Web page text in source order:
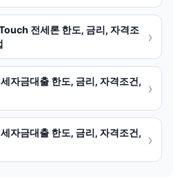
전세론 한도, 금리, 자격조
›
자금대출 한도, 금리, 자격조건,
›
자금대출 한도, 금리, 자격조건,
›